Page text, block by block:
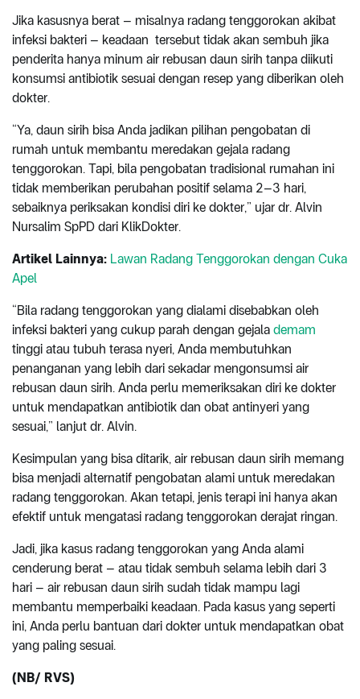
Jika kasusnya berat – misalnya radang tenggorokan akibat
infeksi bakteri – keadaan tersebut tidak akan sembuh jika
penderita hanya minum air rebusan daun sirih tanpa diikuti
konsumsi antibiotik sesuai dengan resep yang diberikan oleh
dokter.
“Ya, daun sirih bisa Anda jadikan pilihan pengobatan di
rumah untuk membantu meredakan gejala radang
tenggorokan. Tapi, bila pengobatan tradisional rumahan ini
tidak memberikan perubahan positif selama 2–3 hari,
sebaiknya periksakan kondisi diri ke dokter,” ujar dr. Alvin
Nursalim SpPD dari KlikDokter.
Artikel Lainnya: Lawan Radang Tenggorokan dengan Cuka
Apel
“Bila radang tenggorokan yang dialami disebabkan oleh
infeksi bakteri yang cukup parah dengan gejala demam
tinggi atau tubuh terasa nyeri, Anda membutuhkan
penanganan yang lebih dari sekadar mengonsumsi air
rebusan daun sirih. Anda perlu memeriksakan diri ke dokter
untuk mendapatkan antibiotik dan obat antinyeri yang
sesuai,” lanjut dr. Alvin.
Kesimpulan yang bisa ditarik, air rebusan daun sirih memang
bisa menjadi alternatif pengobatan alami untuk meredakan
radang tenggorokan. Akan tetapi, jenis terapi ini hanya akan
efektif untuk mengatasi radang tenggorokan derajat ringan.
Jadi, jika kasus radang tenggorokan yang Anda alami
cenderung berat – atau tidak sembuh selama lebih dari 3
hari – air rebusan daun sirih sudah tidak mampu lagi
membantu memperbaiki keadaan. Pada kasus yang seperti
ini, Anda perlu bantuan dari dokter untuk mendapatkan obat
yang paling sesuai.
(NB/ RVS)